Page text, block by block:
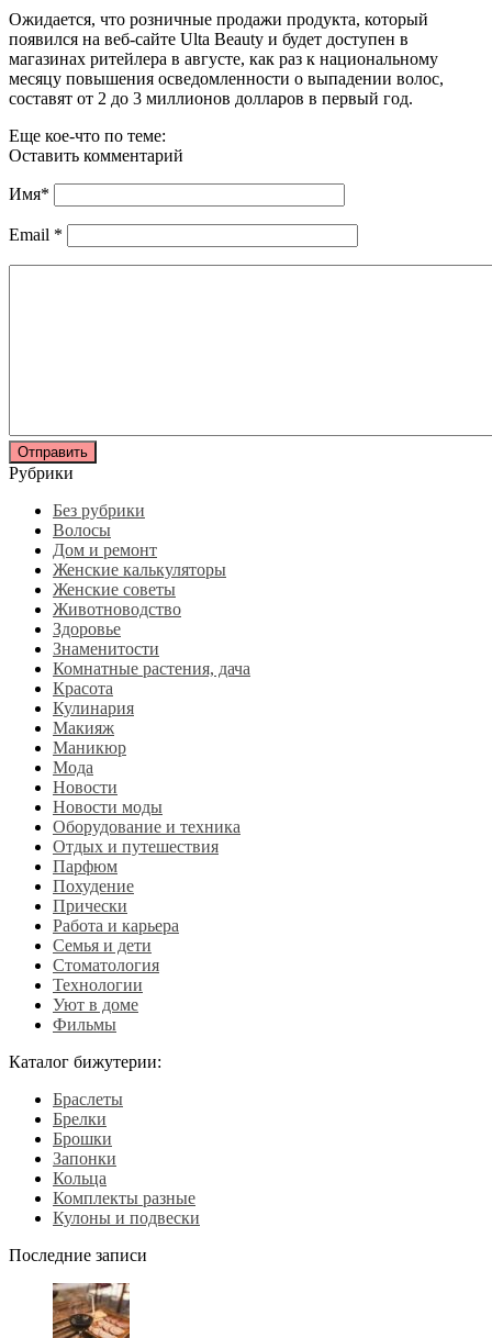
Ожидается, что розничные продажи продукта, который
появился на веб-сайте Ulta Beauty и будет доступен в
магазинах ритейлера в августе, как раз к национальному
месяцу повышения осведомленности о выпадении волос,
составят от 2 до 3 миллионов долларов в первый год.
Еще кое-что по теме:
Оставить комментарий
Имя*
Email *
Рубрики
Без рубрики
Волосы
Дом и ремонт
Женские калькуляторы
Женские советы
Животноводство
Здоровье
Знаменитости
Комнатные растения, дача
Красота
Кулинария
Макияж
Маникюр
Мода
Новости
Новости моды
Оборудование и техника
Отдых и путешествия
Парфюм
Похудение
Прически
Работа и карьера
Семья и дети
Стоматология
Технологии
Уют в доме
Фильмы
Каталог бижутерии:
Браслеты
Брелки
Брошки
Запонки
Кольца
Комплекты разные
Кулоны и подвески
Последние записи